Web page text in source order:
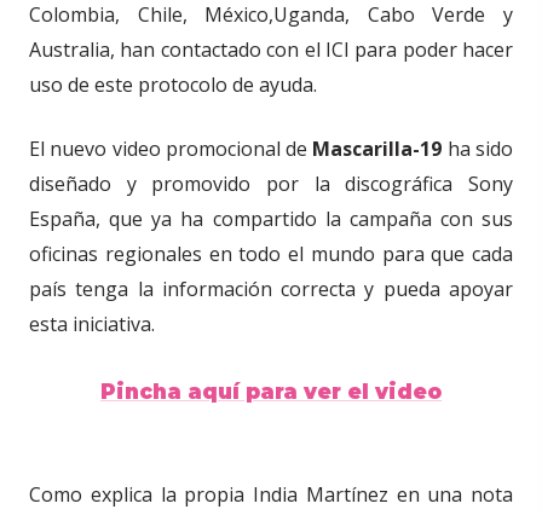
Colombia, Chile, México,Uganda, Cabo Verde y
Australia, han contactado con el ICI para poder hacer
uso de este protocolo de ayuda.
El nuevo video promocional de Mascarilla-19 ha sido
diseñado y promovido por la discográfica Sony
España, que ya ha compartido la campaña con sus
oficinas regionales en todo el mundo para que cada
país tenga la información correcta y pueda apoyar
esta iniciativa.
Pincha aquí para ver el video
Como explica la propia India Martínez en una nota